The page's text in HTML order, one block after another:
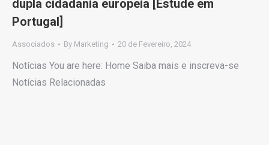
dupla cidadania europeia [Estude em
Portugal]
Associados By Marketing 20 de Fevereiro, 2024
Notícias You are here: Home Saiba mais e inscreva-se
Notícias Relacionadas